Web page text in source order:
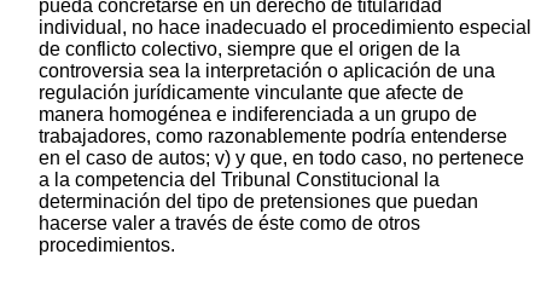
pueda concretarse en un derecho de titularidad
individual, no hace inadecuado el procedimiento especial
de conflicto colectivo, siempre que el origen de la
controversia sea la interpretación o aplicación de una
regulación jurídicamente vinculante que afecte de
manera homogénea e indiferenciada a un grupo de
trabajadores, como razonablemente podría entenderse
en el caso de autos; v) y que, en todo caso, no pertenece
a la competencia del Tribunal Constitucional la
determinación del tipo de pretensiones que puedan
hacerse valer a través de éste como de otros
procedimientos.